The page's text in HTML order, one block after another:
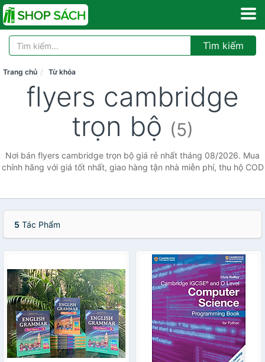
Tìm kiếm
Trang chủ Từ khóa
flyers cambridge
trọn bộ (5)
Nơi bán flyers cambridge trọn bộ giá rẻ nhất tháng 08/2026. Mua
chính hãng với giá tốt nhất, giao hàng tận nhà miễn phí, thu hộ COD
5 Tác Phẩm